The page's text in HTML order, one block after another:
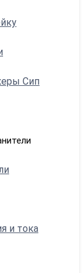
Сип
и тока